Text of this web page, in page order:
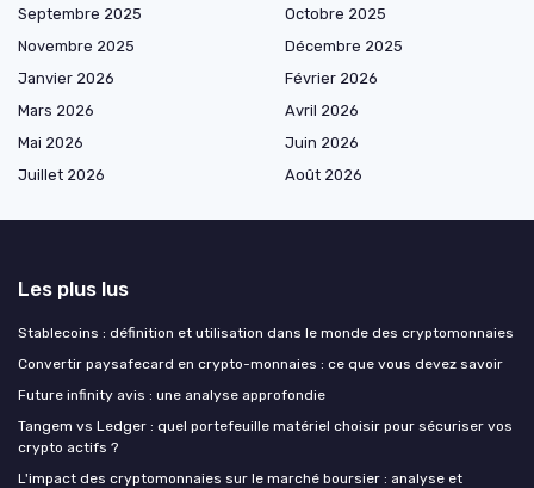
Septembre 2025
Octobre 2025
Novembre 2025
Décembre 2025
Janvier 2026
Février 2026
Mars 2026
Avril 2026
Mai 2026
Juin 2026
Juillet 2026
Août 2026
Les plus lus
Stablecoins : définition et utilisation dans le monde des cryptomonnaies
Convertir paysafecard en crypto-monnaies : ce que vous devez savoir
Future infinity avis : une analyse approfondie
Tangem vs Ledger : quel portefeuille matériel choisir pour sécuriser vos
crypto actifs ?
L'impact des cryptomonnaies sur le marché boursier : analyse et